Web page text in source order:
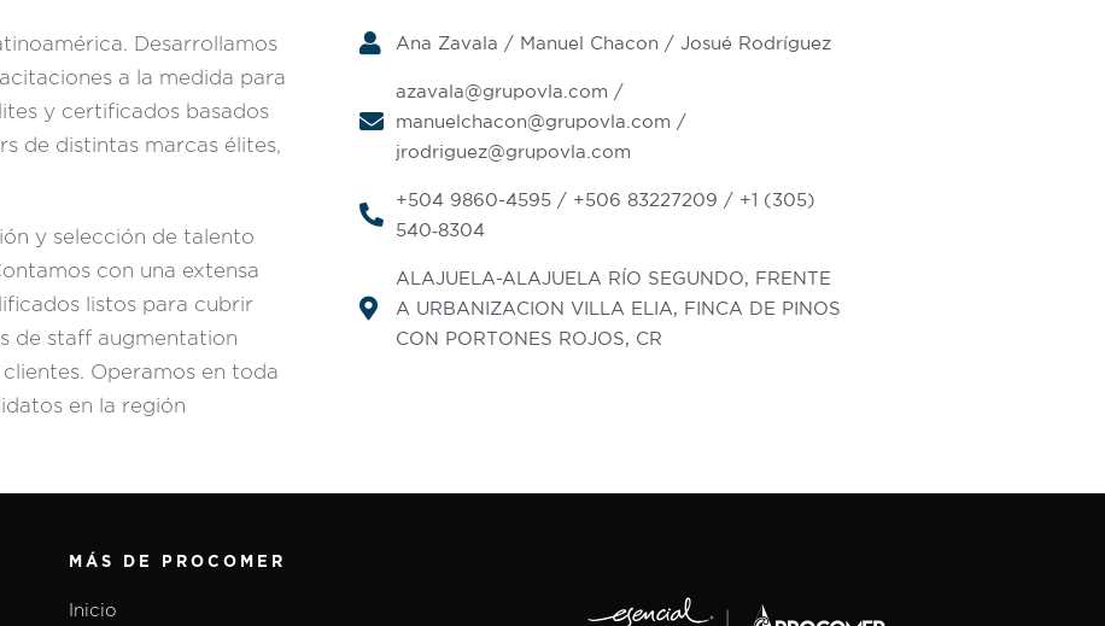
Desarrollamos
a la medida para
y certificados basados
de distintas marcas élites,
y selección de talento
con una extensa
listos para cubrir
de staff augmentation
Operamos en toda
en la región
Ana Zavala / Manuel Chacon / Josué Rodríguez
azavala@grupovla.com /
manuelchacon@grupovla.com /
jrodriguez@grupovla.com
+504 9860-4595 / +506 83227209 / +1 (305)
540‑8304
ALAJUELA-ALAJUELA RÍO SEGUNDO, FRENTE
A URBANIZACION VILLA ELIA, FINCA DE PINOS
CON PORTONES ROJOS, CR
MÁS DE PROCOMER
Inicio